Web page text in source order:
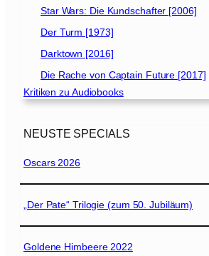
Star Wars: Die Kundschafter [2006]
Der Turm [1973]
Darktown [2016]
Die Rache von Captain Future [2017]
Kritiken zu Audiobooks
NEUSTE SPECIALS
Oscars 2026
„Der Pate“ Trilogie (zum 50. Jubiläum)
Goldene Himbeere 2022